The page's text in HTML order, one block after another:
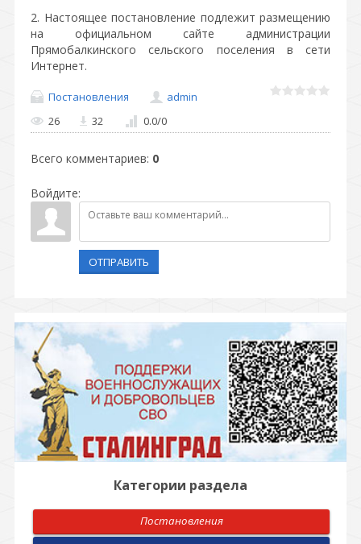
2. Настоящее постановление подлежит размещению
на официальном сайте администрации
Прямобалкинского сельского поселения в сети
Интернет.
Постановления
admin
26
32 0.0/0
Всего комментариев: 0
Войдите:
ОТПРАВИТЬ
Категории раздела
Постановления